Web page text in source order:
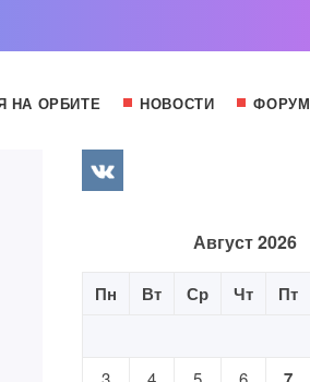
НА ОРБИТЕ НОВОСТИ ФОРУМ
Август 2026
Пн Вт Ср Чт Пт